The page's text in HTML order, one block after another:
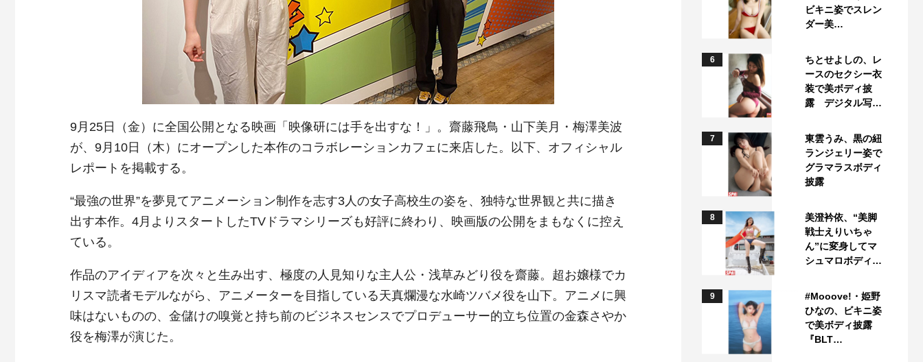
9月25日（金）に全国公開となる映画「映像研には手を出すな！」。齋藤飛鳥・山下美月・梅澤美波
が、9月10日（木）にオープンした本作のコラボレーションカフェに来店した。以下、オフィシャル
レポートを掲載する。
“最強の世界”を夢見てアニメーション制作を志す3人の女子高校生の姿を、独特な世界観と共に描き
出す本作。4月よりスタートしたTVドラマシリーズも好評に終わり、映画版の公開をまもなくに控え
ている。
作品のアイディアを次々と生み出す、極度の人見知りな主人公・浅草みどり役を齋藤。超お嬢様でカ
リスマ読者モデルながら、アニメーターを目指している天真爛漫な水崎ツバメ役を山下。アニメに興
味はないものの、金儲けの嗅覚と持ち前のビジネスセンスでプロデューサー的立ち位置の金森さやか
役を梅澤が演じた。
ビキニ姿でスレン
ダー美…
6
ちとせよしの、レ
ースのセクシー衣
装で美ボディ披
露 デジタル写…
7
東雲うみ、黒の紐
ランジェリー姿で
グラマラスボディ
披露
8
美澄衿依、“美脚
戦士えりいちゃ
ん”に変身してマ
シュマロボディ…
9
#Mooove!・姫野
ひなの、ビキニ姿
で美ボディ披露
『BLT…